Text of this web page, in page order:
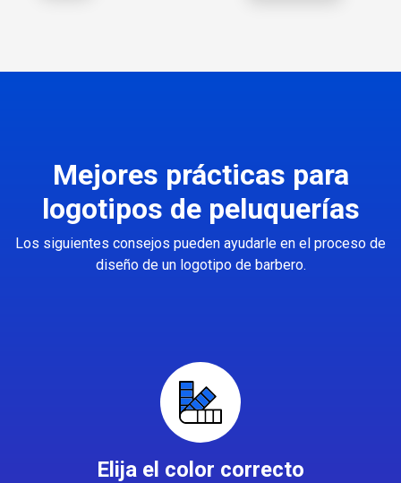
Mejores prácticas para
logotipos de peluquerías
Los siguientes consejos pueden ayudarle en el proceso de
diseño de un logotipo de barbero.
Elija el color correcto